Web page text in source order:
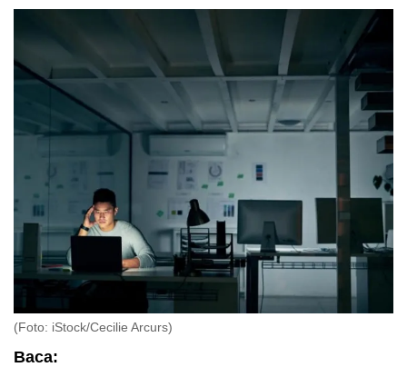
(Foto: iStock/Cecilie Arcurs)
Baca: